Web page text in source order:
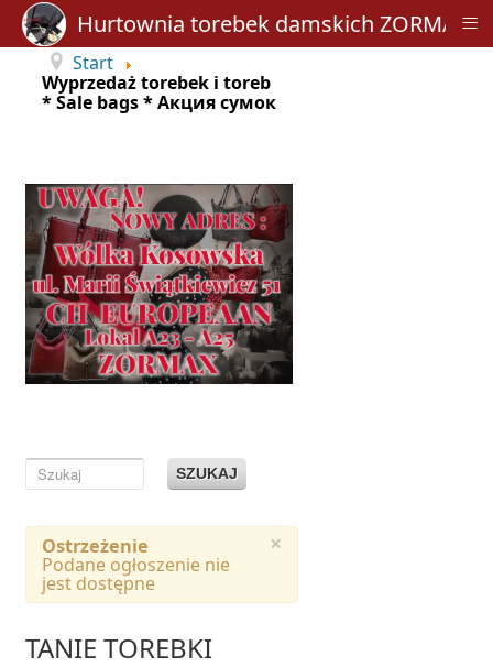
Start
Wyprzedaż torebek i toreb
* Sale bags * Акция сумок
SZUKAJ
×
Ostrzeżenie
Podane ogłoszenie nie
jest dostępne
TANIE TOREBKI
Hurtownia torebek damskich ZORMAX≡